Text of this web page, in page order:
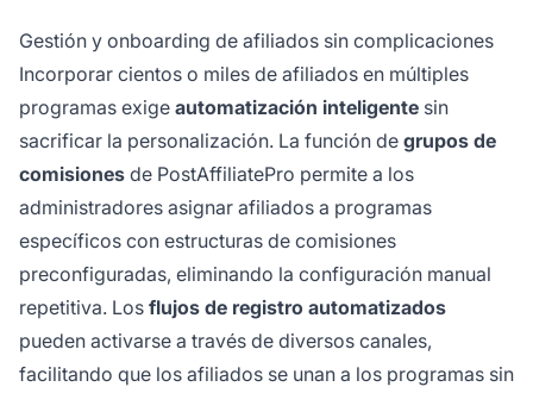
Gestión y onboarding de afiliados sin complicaciones
Incorporar cientos o miles de afiliados en múltiples
programas exige automatización inteligente sin
sacrificar la personalización. La función de grupos de
comisiones de PostAffiliatePro permite a los
administradores asignar afiliados a programas
específicos con estructuras de comisiones
preconfiguradas, eliminando la configuración manual
repetitiva. Los flujos de registro automatizados
pueden activarse a través de diversos canales,
facilitando que los afiliados se unan a los programas sin